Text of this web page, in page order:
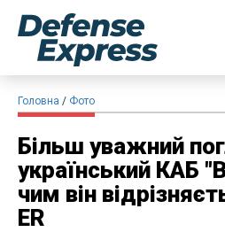
Головна Фото
Більш уважний
український КАБ
чим він
ER